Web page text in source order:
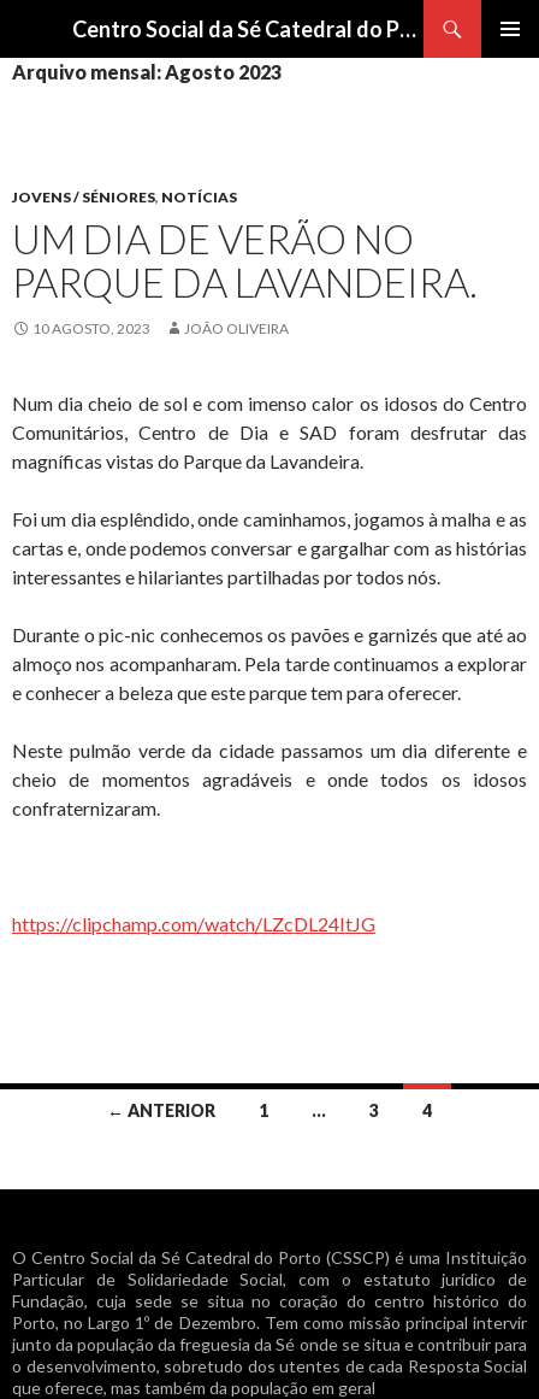
Centro Social da Sé Catedral do Porto
PARA
Arquivo mensal: Agosto 2023
JOVENS / SÉNIORES, NOTÍCIAS
UM DIA DE VERÃO NO
PARQUE DA LAVANDEIRA.
10 AGOSTO, 2023 JOÃO OLIVEIRA
Num dia cheio de sol e com imenso calor os idosos do Centro
Comunitários, Centro de Dia e SAD foram desfrutar das
magníficas vistas do Parque da Lavandeira.
Foi um dia esplêndido, onde caminhamos, jogamos à malha e as
cartas e, onde podemos conversar e gargalhar com as histórias
interessantes e hilariantes partilhadas por todos nós.
Durante o pic-nic conhecemos os pavões e garnizés que até ao
almoço nos acompanharam. Pela tarde continuamos a explorar
e conhecer a beleza que este parque tem para oferecer.
Neste pulmão verde da cidade passamos um dia diferente e
cheio de momentos agradáveis e onde todos os idosos
confraternizaram.
https://clipchamp.com/watch/LZcDL24ItJG
Navegação
artigos
← ANTERIOR 1 … 3 4
O Centro Social da Sé Catedral do Porto (CSSCP) é uma Instituição
Particular de Solidariedade Social, com o estatuto jurídico de
Fundação, cuja sede se situa no coração do centro histórico do
Porto, no Largo 1º de Dezembro. Tem como missão principal intervir
junto da população da freguesia da Sé onde se situa e contribuir para
o desenvolvimento, sobretudo dos utentes de cada Resposta Social
que oferece, mas também da população em geral